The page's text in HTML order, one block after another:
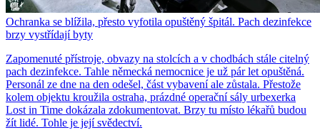
Ochranka se blížila, přesto vyfotila opuštěný špitál. Pach dezinfekce
brzy vystřídají byty
Zapomenuté přístroje, obvazy na stolcích a v chodbách stále citelný
pach dezinfekce. Tahle německá nemocnice je už pár let opuštěná.
Personál ze dne na den odešel, část vybavení ale zůstala. Přestože
kolem objektu kroužila ostraha, prázdné operační sály urbexerka
Lost in Time dokázala zdokumentovat. Brzy tu místo lékařů budou
žít lidé. Tohle je její svědectví.